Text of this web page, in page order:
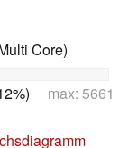
Core)
max: 5661